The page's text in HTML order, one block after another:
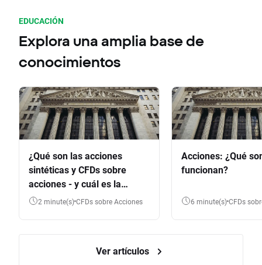
EDUCACIÓN
Explora una amplia base de
conocimientos
¿Qué son las acciones
sintéticas y CFDs sobre
acciones - y cuál es la
diferencia?
2 minute(s) CFDs sobre Acciones
Acciones: ¿Qué
funcionan?
6 minute(s) CFDs
Ver artículos